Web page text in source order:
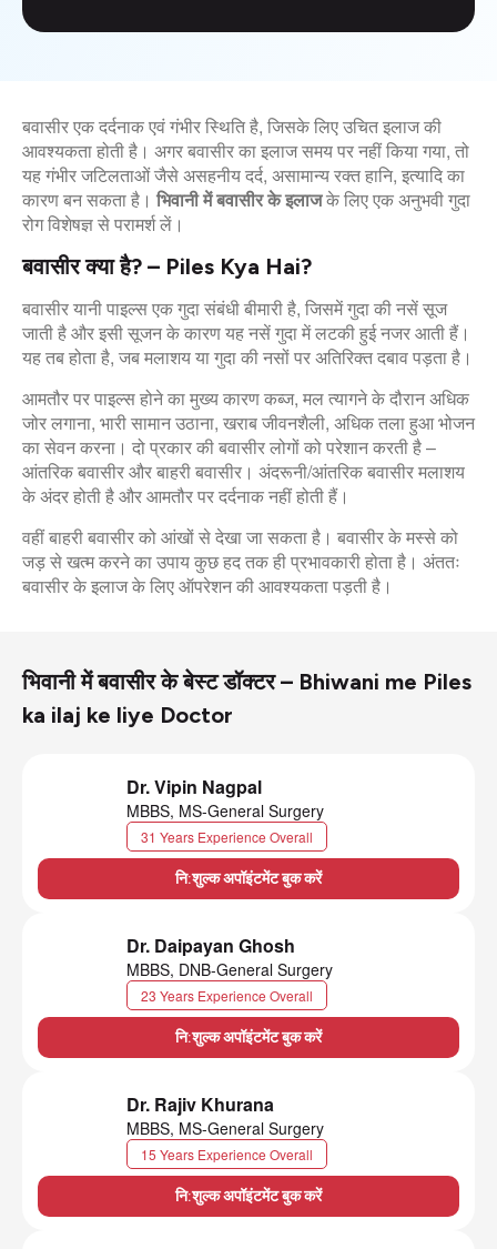
बवासीर एक दर्दनाक एवं गंभीर स्थिति है, जिसके लिए उचित इलाज की
आवश्यकता होती है। अगर बवासीर का इलाज समय पर नहीं किया गया, तो
यह गंभीर जटिलताओं जैसे असहनीय दर्द, असामान्य रक्त हानि, इत्यादि का
कारण बन सकता है। भिवानी में बवासीर के इलाजके लिए एक अनुभवी गुदा
रोग विशेषज्ञ से परामर्श लें।
बवासीर क्या है? – Piles Kya Hai?
बवासीर यानी पाइल्स एक गुदा संबंधी बीमारी है, जिसमें गुदा की नसें सूज
जाती है और इसी सूजन के कारण यह नसें गुदा में लटकी हुई नजर आती हैं।
यह तब होता है, जब मलाशय या गुदा की नसों पर अतिरिक्त दबाव पड़ता है।
आमतौर पर पाइल्स होने का मुख्य कारण कब्ज, मल त्यागने के दौरान अधिक
जोर लगाना, भारी सामान उठाना, खराब जीवनशैली, अधिक तला हुआ भोजन
का सेवन करना। दो प्रकार की बवासीर लोगों को परेशान करती है –
आंतरिक बवासीर और बाहरी बवासीर। अंदरूनी/आंतरिक बवासीर मलाशय
के अंदर होती है और आमतौर पर दर्दनाक नहीं होती हैं।
वहीं बाहरी बवासीर को आंखों से देखा जा सकता है। बवासीर के मस्से को
जड़ से खत्म करने का उपाय कुछ हद तक ही प्रभावकारी होता है। अंततः
बवासीर के इलाज के लिए ऑपरेशन की आवश्यकता पड़ती है।
भिवानी में बवासीर के बेस्ट डॉक्टर – Bhiwani me Piles
ka ilaj ke liye Doctor
Dr. Vipin Nagpal
MBBS, MS-General Surgery
31 Years Experience Overall
नि:शुल्क अपॉइंटमेंट बुक करें
Dr. Daipayan Ghosh
MBBS, DNB-General Surgery
23 Years Experience Overall
नि:शुल्क अपॉइंटमेंट बुक करें
Dr. Rajiv Khurana
MBBS, MS-General Surgery
15 Years Experience Overall
नि:शुल्क अपॉइंटमेंट बुक करें